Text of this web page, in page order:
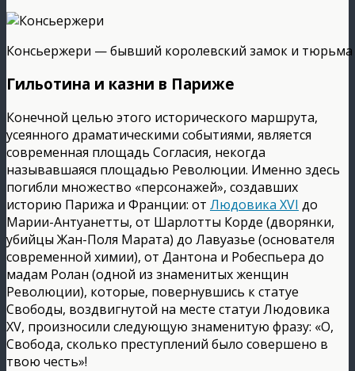
Консьержери — бывший королевский замок и
Гильотина и казни в Париже
Конечной целью этого исторического маршрута,
усеянного драматическими событиями, является
современная площадь Согласия, некогда
называвшаяся площадью Революции. Именно здесь
погибли множество «персонажей», создавших
историю Парижа и Франции: от Людовика XVI до
Марии-Антуанетты, от Шарлотты Корде (дворянки,
убийцы Жан-Поля Марата) до Лавуазье (основателя
современной химии), от Дантона и Робеспьера до
мадам Ролан (одной из знаменитых женщин
Революции), которые, повернувшись к статуе
Свободы, воздвигнутой на месте статуи Людовика
XV, произносили следующую знаменитую фразу: «О,
Свобода, сколько преступлений было совершено в
твою честь»!